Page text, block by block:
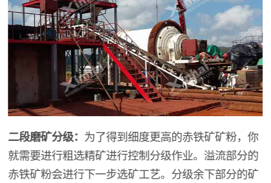
二段磨矿分级： 为了得到细度更高的赤铁矿矿粉，你
就需要进行粗选精矿进行控制分级作业。溢流部分的
赤铁矿粉会进行下一步选矿工艺。分级余下部分的矿